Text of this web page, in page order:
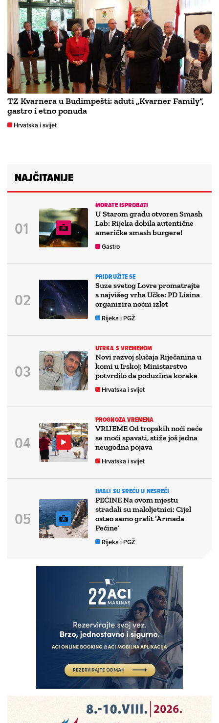
TZ Kvarnera u Budimpešti: aduti „Kvarner Family“,
gastro i etno ponuda
Hrvatska i svijet
NAJČITANIJE
MORATE ISPROBATI
U Starom gradu otvoren Smash
Lab: Rijeka dobila autentične
američke smash burgere!
Gastro
PRIDRUŽITE SE
Suze svetog Lovre promatrajte
s najvišeg vrha Učke: PD Lisina
organizira noćni izlet
Rijeka i PGŽ
UTRKA S VREMENOM
Novi razvoj slučaja Riječanina u
komi u Irskoj: Ministarstvo
potvrdilo da poduzima korake
Hrvatska i svijet
PROGNOZA VREMENA
VRIJEME Od tropskih noći neće
se moći spavati, stiže još jedna
neugodna pojava
Hrvatska i svijet
IMALI SU SREĆU U NESREČI
PEĆINE Na ovom mjestu
stradali su maloljetnici: Cijel
ostao samo grafit ‘Armada
Pećine’
Rijeka i PGŽ